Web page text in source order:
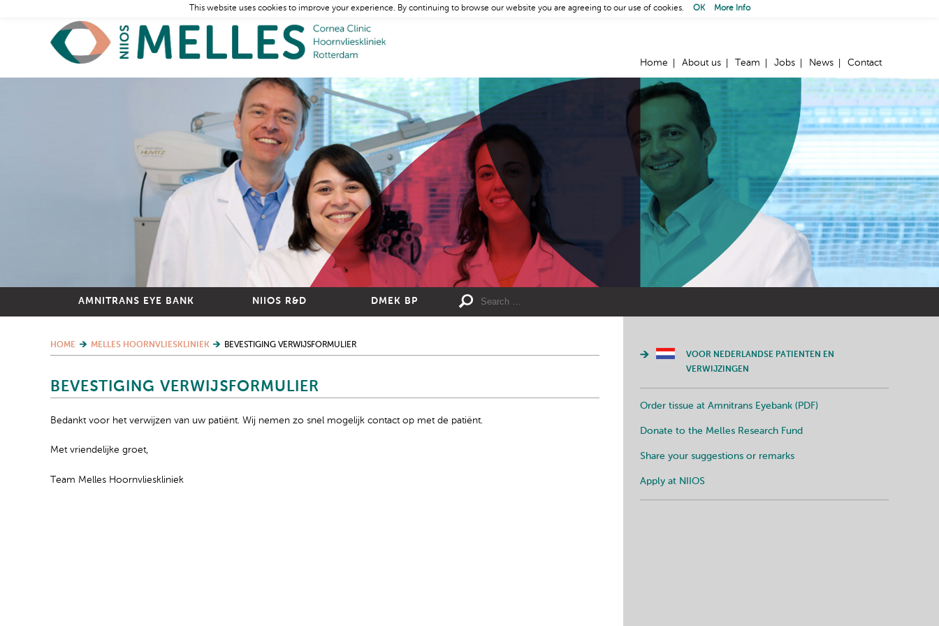
Home About us Team Jobs News Contact
AMNITRANS EYE BANK NIIOS R&D DMEK BP
HOME MELLES HOORNVLIESKLINIEK BEVESTIGING VERWIJSFORMULIER
BEVESTIGING VERWIJSFORMULIER
Bedankt voor het verwijzen van uw patiënt. Wij nemen zo snel mogelijk contact op met de patiënt.
Met vriendelijke groet,
Team Melles Hoornvlieskliniek
VOOR NEDERLANDSE PATIENTEN EN
VERWIJZINGEN
Order tissue at Amnitrans Eyebank (PDF)
Donate to the Melles Research Fund
Share your suggestions or remarks
Apply at NIIOS
This website uses cookies to improve your experience. By continuing to browse our website you are agreeing to our use of cookies. OK More Info